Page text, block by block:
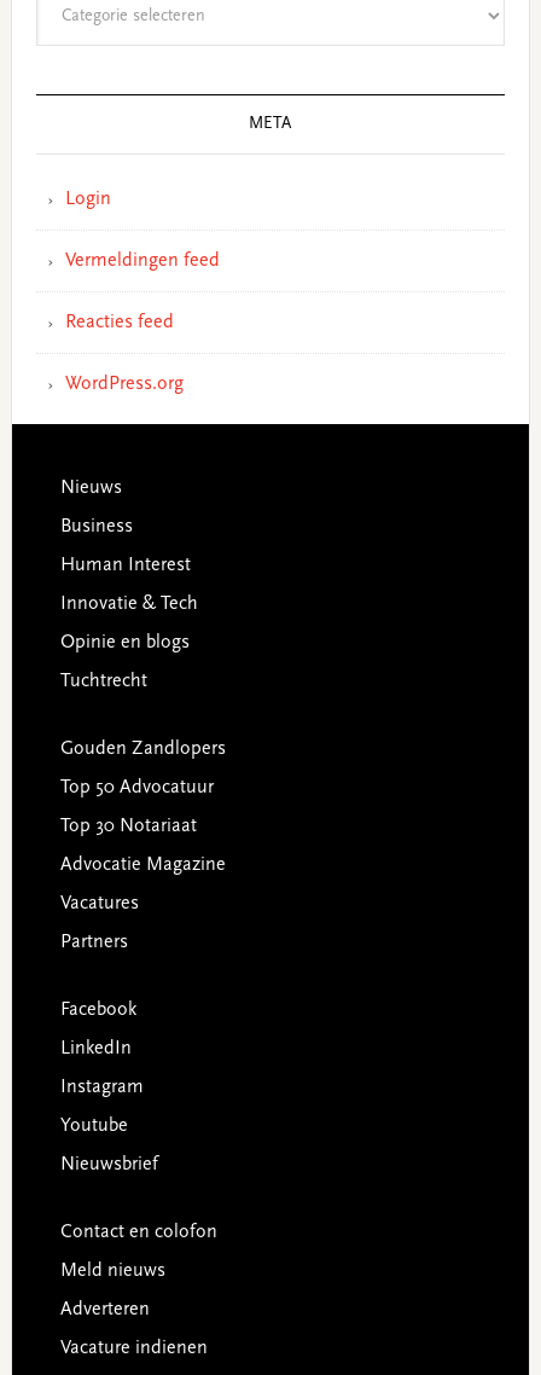
META
Login
Vermeldingen feed
Reacties feed
WordPress.org
Footer
Nieuws
Business
Human Interest
Innovatie & Tech
Opinie en blogs
Tuchtrecht
Gouden Zandlopers
Top 50 Advocatuur
Top 30 Notariaat
Advocatie Magazine
Vacatures
Partners
Facebook
LinkedIn
Instagram
Youtube
Nieuwsbrief
Contact en colofon
Meld nieuws
Adverteren
Vacature indienen